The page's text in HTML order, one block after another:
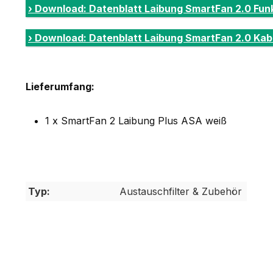
› Download: Datenblatt Laibung SmartFan 2.0
› Download: Datenblatt Laibung SmartFan 2.0
Lieferumfang:
1 x SmartFan 2 Laibung Plus ASA weiß
Typ: Austauschfilter & Zubehör